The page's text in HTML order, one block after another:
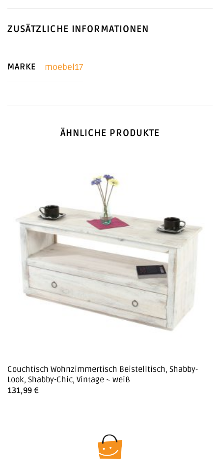
ZUSÄTZLICHE INFORMATIONEN
MARKE moebel17
ÄHNLICHE PRODUKTE
Couchtisch Wohnzimmertisch Beistelltisch, Shabby-
Look, Shabby-Chic, Vintage ~ weiß
131,99 €